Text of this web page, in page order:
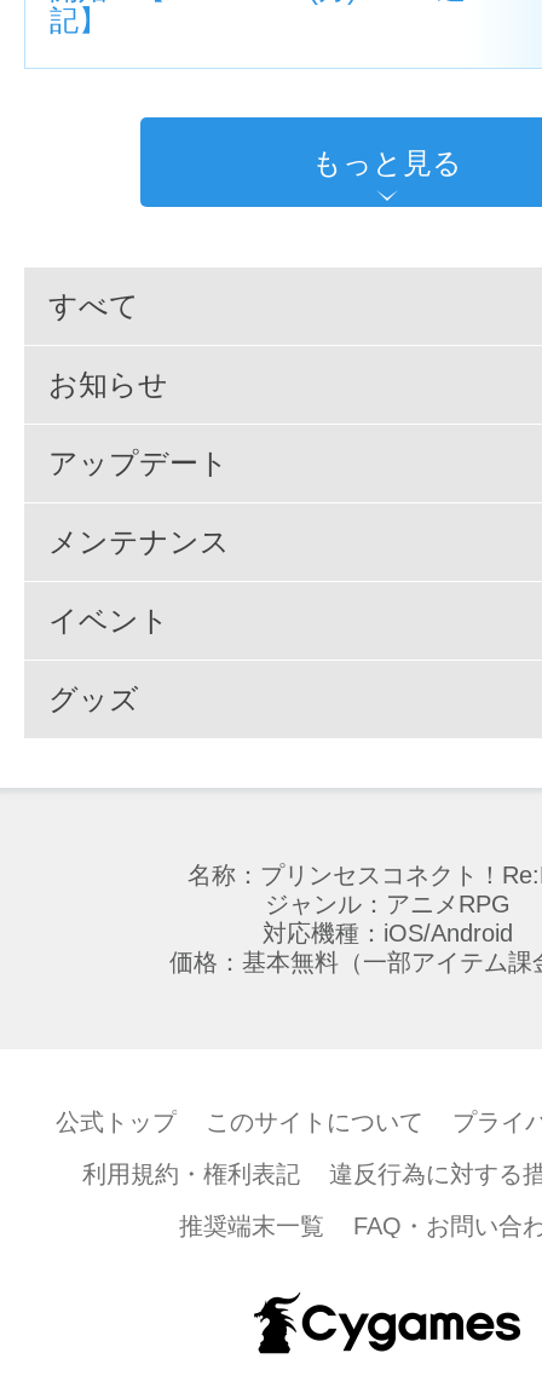
記】
もっと見る
すべて
お知らせ
アップデート
メンテナンス
イベント
グッズ
名称：プリンセスコネクト！
ジャンル：アニメRPG
対応機種：iOS/Android
価格：基本無料（一部アイテム課
公式トップ このサイトについて
プライ
利用規約・権利表記
違反行為に対する
推奨端末一覧
FAQ・お問い合